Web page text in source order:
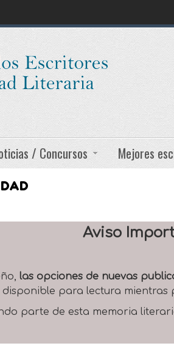
/ Concursos Mejores
Aviso
las opciones de nuevas
para lectura
parte de esta memoria